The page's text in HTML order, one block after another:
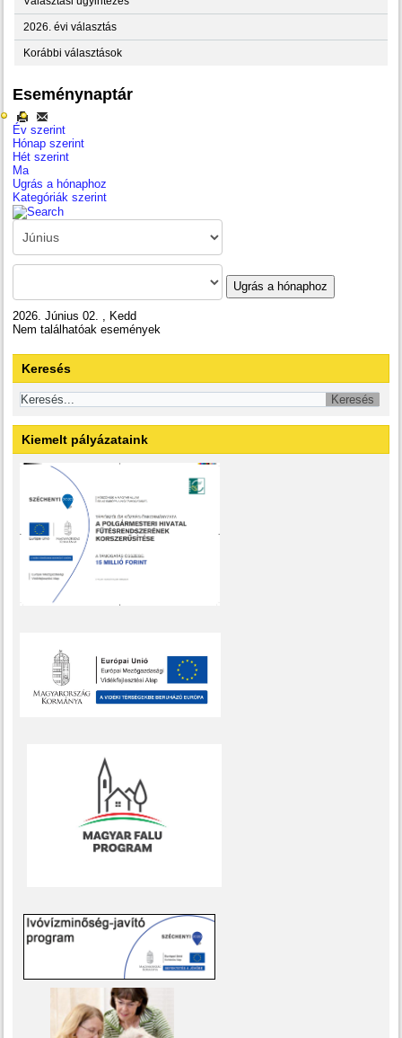
2026. évi választás
Korábbi választások
Eseménynaptár
Év szerint
Hónap szerint
Hét szerint
Ma
Ugrás a hónaphoz
Kategóriák szerint
Ugrás a hónaphoz
2026. Június 02. , Kedd
Nem találhatóak események
Keresés
Kiemelt pályázataink